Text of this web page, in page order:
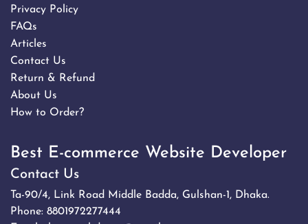
Privacy Policy
FAQs
Articles
Contact Us
Return & Refund
About Us
How to Order?
Best E-commerce Website Developer
Contact Us
Ta-90/4, Link Road Middle Badda, Gulshan-1, Dhaka.
Phone: 8801972277444